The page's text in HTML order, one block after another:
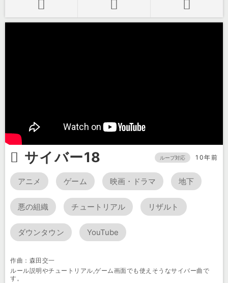
サイバー18 ループ対応 10年前
アニメ ゲーム 映画・ドラマ 地下
悪の組織 チュートリアル リザルト
ダウンタウン YouTube
作曲：森田交一
ルール説明やチュートリアル,ゲーム画面でも使えそうなサイバー曲で
す。